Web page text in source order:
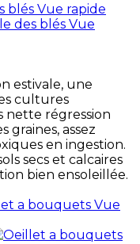
Vue rapide
Vue
estivale, une
cultures
nette régression
graines, assez
en ingestion.
secs et calcaires
bien ensoleillée.
Vue